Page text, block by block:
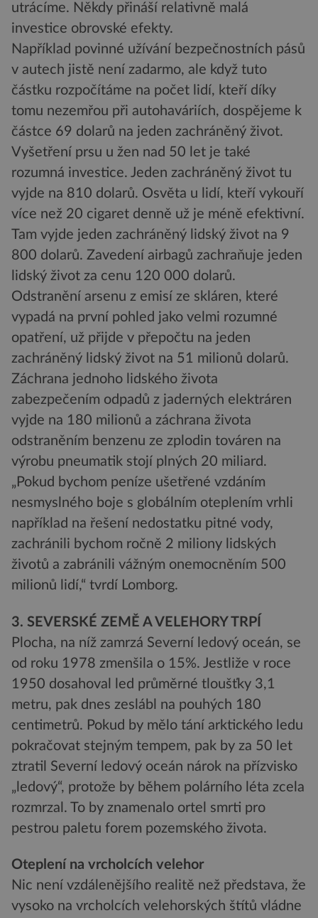
utrácíme. Někdy přináší relativně malá
investice obrovské efekty.
Například povinné užívání bezpečnostních pásů
v autech jistě není zadarmo, ale když tuto
částku rozpočítáme na počet lidí, kteří díky
tomu nezemřou při autohaváriích, dospějeme k
částce 69 dolarů na jeden zachráněný život.
Vyšetření prsu u žen nad 50 let je také
rozumná investice. Jeden zachráněný život tu
vyjde na 810 dolarů. Osvěta u lidí, kteří vykouří
více než 20 cigaret denně už je méně efektivní.
Tam vyjde jeden zachráněný lidský život na 9
800 dolarů. Zavedení airbagů zachraňuje jeden
lidský život za cenu 120 000 dolarů.
Odstranění arsenu z emisí ze skláren, které
vypadá na první pohled jako velmi rozumné
opatření, už přijde v přepočtu na jeden
zachráněný lidský život na 51 milionů dolarů.
Záchrana jednoho lidského života
zabezpečením odpadů z jaderných elektráren
vyjde na 180 milionů a záchrana života
odstraněním benzenu ze zplodin továren na
výrobu pneumatik stojí plných 20 miliard.
„Pokud bychom peníze ušetřené vzdáním
nesmyslného boje s globálním oteplením vrhli
například na řešení nedostatku pitné vody,
zachránili bychom ročně 2 miliony lidských
životů a zabránili vážným onemocněním 500
milionů lidí,“ tvrdí Lomborg.
3. SEVERSKÉ ZEMĚ A VELEHORY TRPÍ
Plocha, na níž zamrzá Severní ledový oceán, se
od roku 1978 zmenšila o 15%. Jestliže v roce
1950 dosahoval led průměrné tloušťky 3,1
metru, pak dnes zeslábl na pouhých 180
centimetrů. Pokud by mělo tání arktického ledu
pokračovat stejným tempem, pak by za 50 let
ztratil Severní ledový oceán nárok na přízvisko
„ledový“, protože by během polárního léta zcela
rozmrzal. To by znamenalo ortel smrti pro
pestrou paletu forem pozemského života.
Oteplení na vrcholcích velehor
Nic není vzdálenějšího realitě než představa, že
vysoko na vrcholcích velehorských štítů vládne